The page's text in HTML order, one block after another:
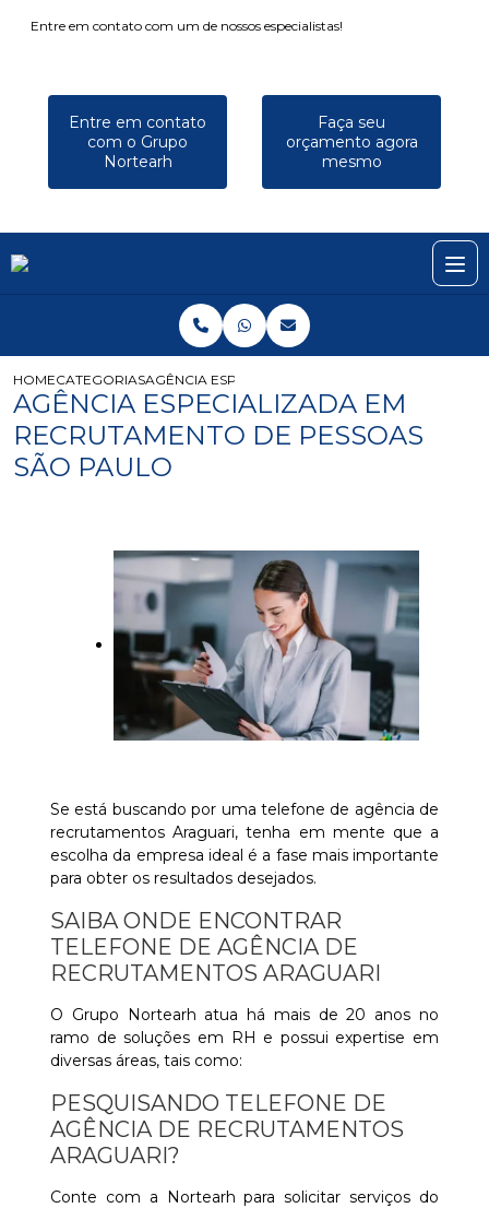
Entre em contato com um de nossos especialistas!
Entre em contato
com o Grupo
Nortearh
Faça seu
orçamento agora
mesmo
HOMECATEGORIASAGÊNCIA ESPECIALIZADA EM RECRUTAMENTO
AGÊNCIA ESPECIALIZADA EM
RECRUTAMENTO DE PESSOAS
SÃO PAULO
Se está buscando por uma telefone de agência de
recrutamentos Araguari, tenha em mente que a
escolha da empresa ideal é a fase mais importante
para obter os resultados desejados.
SAIBA ONDE ENCONTRAR
TELEFONE DE AGÊNCIA DE
RECRUTAMENTOS ARAGUARI
O Grupo Nortearh atua há mais de 20 anos no
ramo de soluções em RH e possui expertise em
diversas áreas, tais como:
PESQUISANDO TELEFONE DE
AGÊNCIA DE RECRUTAMENTOS
ARAGUARI?
Conte com a Nortearh para solicitar serviços do